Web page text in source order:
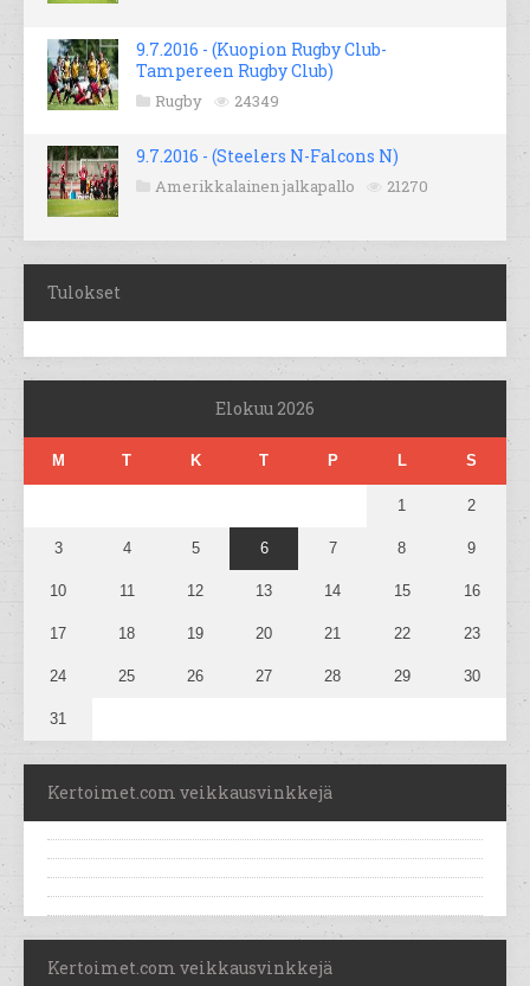
9.7.2016 - (Kuopion Rugby Club-
Tampereen Rugby Club)
Rugby 24349
9.7.2016 - (Steelers N-Falcons N)
Amerikkalainen jalkapallo 21270
Tulokset
Elokuu 2026
M T K T P L S
1 2
3 4 5 6 7 8 9
10 11 12 13 14 15 16
17 18 19 20 21 22 23
24 25 26 27 28 29 30
31
Kertoimet.com veikkausvinkkejä
Kertoimet.com veikkausvinkkejä